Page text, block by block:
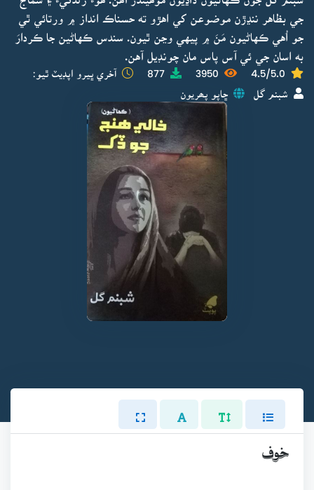
جي بظاهر ننڍڙن موضوعن کي اهڙو ته حسناڪ انداز ۾ ورتائي ٿي
جو اُهي ڪهاڻيون مَنَ ۾ پيهي وڃن ٿيون. سندس ڪهاڻين جا ڪردارَ
به اسان جي ئي آس پاس مان چونڊيل آهن.
4.5/5.0
3950
877 آخري ڀيرو اپڊيٽ ٿيو:
شبنم گل ڇاپو پھريون
خوف